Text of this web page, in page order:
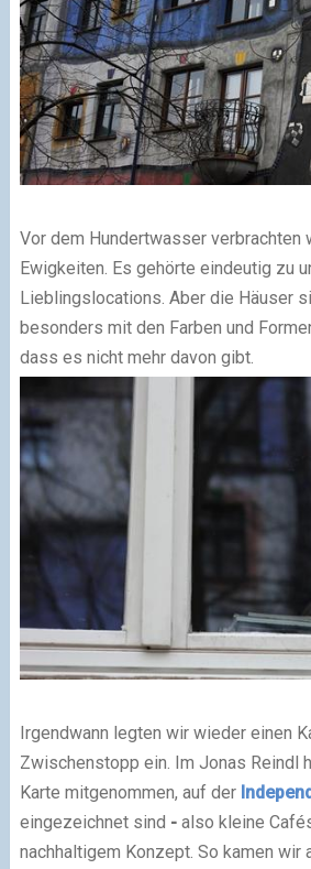
Vor dem Hundertwasser verbrachten
Ewigkeiten. Es gehörte eindeutig zu
Lieblingslocations. Aber die Häuser
besonders mit den Farben und
dass es nicht mehr davon gibt.
Irgendwann legten wir wieder einen
Zwischenstopp ein. Im Jonas Reindl
Karte mitgenommen, auf der
eingezeichnet sind - also kleine
nachhaltigem Konzept. So kamen wir